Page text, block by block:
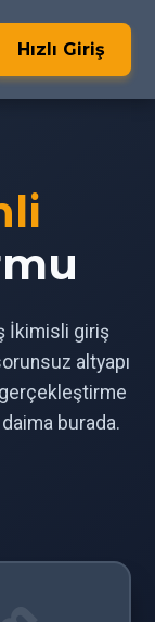
Hızlı Giriş
İkimisli giriş
altyapı
daima burada.